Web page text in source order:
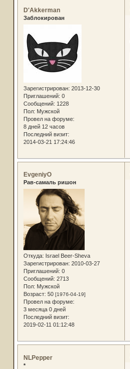
D'Akkerman
Заблокирован
Зарегистрирован: 2013-12-30
Приглашений: 0
Сообщений: 1228
Пол: Мужской
Провел на форуме:
8 дней 12 часов
Последний визит:
2014-03-21 17:24:46
EvgeniyO
Рав-самаль ришон
Откуда: Israel Beer-Sheva
Зарегистрирован: 2010-03-27
Приглашений: 0
Сообщений: 2713
Пол: Мужской
Возраст: 50 [1976-04-19]
Провел на форуме:
3 месяца 0 дней
Последний визит:
2019-02-11 01:12:48
NLPepper
*